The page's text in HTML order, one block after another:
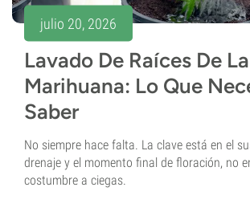
julio 20, 2026
Lavado De Raíces De La
Marihuana: Lo Que
Saber
No siempre hace falta. La clave está en el
drenaje y el momento final de floración, no
costumbre a ciegas.